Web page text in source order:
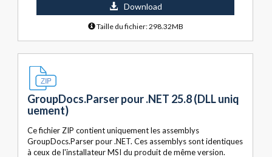
Download
Taille du fichier: 298.32MB
GroupDocs.Parser pour .NET 25.8 (DLL uniq
uement)
Ce fichier ZIP contient uniquement les assemblys
GroupDocs.Parser pour .NET. Ces assemblys sont identiques
à ceux de l'installateur MSI du produit de même version.